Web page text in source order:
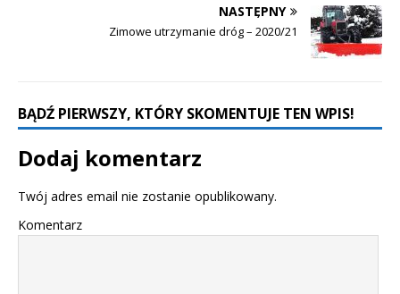
NASTĘPNY
Zimowe utrzymanie dróg – 2020/21
BĄDŹ PIERWSZY, KTÓRY SKOMENTUJE TEN WPIS!
Dodaj komentarz
Twój adres email nie zostanie opublikowany.
Komentarz